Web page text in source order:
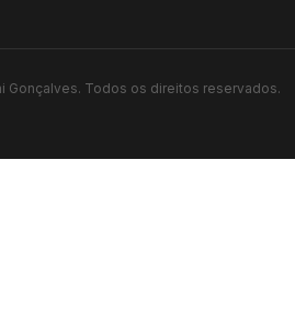
Gonçalves. Todos os direitos reservados.